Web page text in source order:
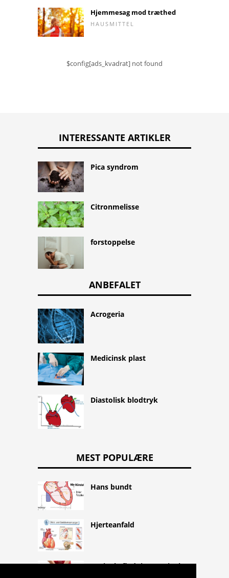
Hjemmesag mod træthed
HAUSMITTEL
$config[ads_kvadrat] not found
INTERESSANTE ARTIKLER
Pica syndrom
Citronmelisse
forstoppelse
ANBEFALET
Acrogeria
Medicinsk plast
Diastolisk blodtryk
MEST POPULÆRE
Hans bundt
Hjerteanfald
Vaginal afladning, vaginal